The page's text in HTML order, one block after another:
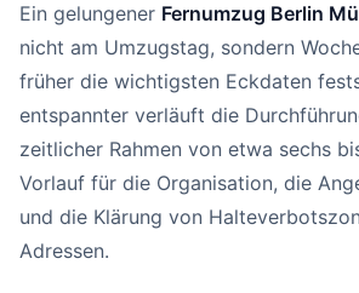
Ein gelungener Fernumzug Berlin
nicht am Umzugstag, sondern
früher die wichtigsten Eckdaten
entspannter verläuft die
zeitlicher Rahmen von etwa sechs
Vorlauf für die Organisation, die
und die Klärung von
Adressen.